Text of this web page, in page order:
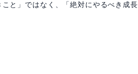
と」ではなく、「絶対にやるべき成長